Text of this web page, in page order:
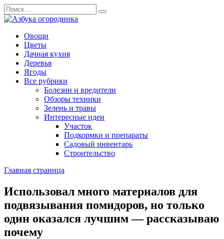
Перейти
к
содержанию
Search
for:
Овощи
Цветы
Дачная кухня
Деревья
Ягоды
Все рубрики
Болезни и вредители
Обзоры техники
Зелень и травы
Интересные идеи
Участок
Подкормки и препараты
Садовый инвентарь
Строительство
Главная страница
Использовал много материалов для
подвязывания помидоров, но только
один оказался лучшим — рассказываю
почему